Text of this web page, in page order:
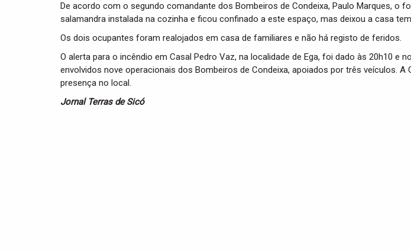
De acordo com o segundo comandante dos Bombeiros de Condeixa, Paulo Marques, o
salamandra instalada na cozinha e ficou confinado a este espaço, mas deixou a casa
Os dois ocupantes foram realojados em casa de familiares e não há registo de feridos.
O alerta para o incêndio em Casal Pedro Vaz, na localidade de Ega, foi dado às 20h10 e
envolvidos nove operacionais dos Bombeiros de Condeixa, apoiados por três veículos. A
presença no local.
Jornal Terras de Sicó